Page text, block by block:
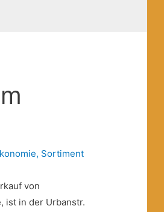
, Sortiment
von
ist in der Urbanstr.